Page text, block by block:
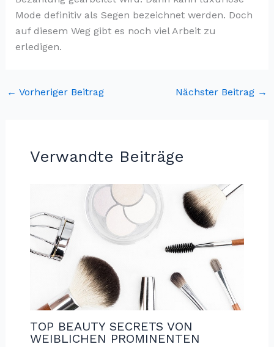
Mode definitiv als Segen bezeichnet werden. Doch
auf diesem Weg gibt es noch viel Arbeit zu
erledigen.
← Vorheriger Beitrag Nächster Beitrag →
Verwandte Beiträge
TOP BEAUTY SECRETS VON
WEIBLICHEN PROMINENTEN